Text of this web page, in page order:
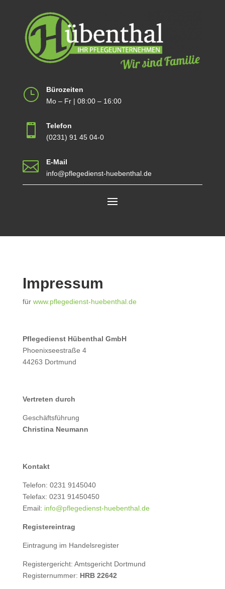
}
Bürozeiten
Mo – Fr | 08:00 – 16:00

Telefon
(0231) 91 45 04-0

E-Mail
info@pflegedienst-huebenthal.de
Impressum
für www.pflegedienst-huebenthal.de
Pflegedienst Hübenthal GmbH
Phoenixseestraße 4
44263 Dortmund
Vertreten durch
Geschäftsführung
Christina Neumann
Kontakt
Telefon: 0231 9145040
Telefax: 0231 91450450
Email: info@pflegedienst-huebenthal.de
Registereintrag
Eintragung im Handelsregister
Registergericht: Amtsgericht Dortmund
Registernummer: HRB 22642